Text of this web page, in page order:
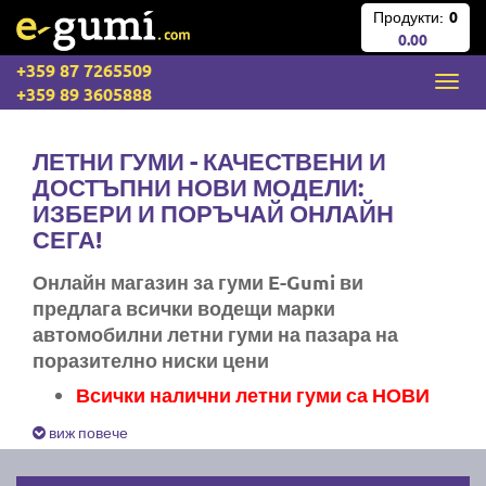
Продукти: 0
0.00
+359 87 7265509
+359 89 3605888
ЛЕТНИ ГУМИ - КАЧЕСТВЕНИ И
ДОСТЪПНИ НОВИ МОДЕЛИ:
ИЗБЕРИ И ПОРЪЧАЙ ОНЛАЙН
СЕГА!
Онлайн магазин за гуми E-Gumi ви
предлага всички водещи марки
автомобилни летни гуми на пазара на
поразително ниски цени
Всички налични летни гуми са НОВИ
Експресна доставка за цяла България
Ние не изпращаме стари гуми
виж повече